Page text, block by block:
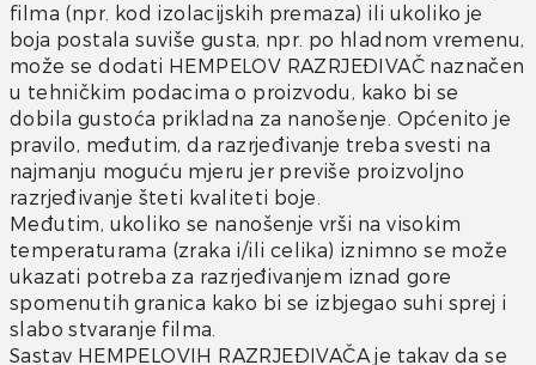
filma (npr. kod izolacijskih premaza) ili ukoliko je
boja postala suviše gusta, npr. po hladnom vremenu,
može se dodati HEMPELOV RAZRJEĐIVAČ naznačen
u tehničkim podacima o proizvodu, kako bi se
dobila gustoća prikladna za nanošenje. Općenito je
pravilo, međutim, da razrjeđivanje treba svesti na
najmanju moguću mjeru jer previše proizvoljno
razrjeđivanje šteti kvaliteti boje.
Međutim, ukoliko se nanošenje vrši na visokim
temperaturama (zraka i/ili celika) iznimno se može
ukazati potreba za razrjeđivanjem iznad gore
spomenutih granica kako bi se izbjegao suhi sprej i
slabo stvaranje filma.
Sastav HEMPELOVIH RAZRJEĐIVAČA je takav da se